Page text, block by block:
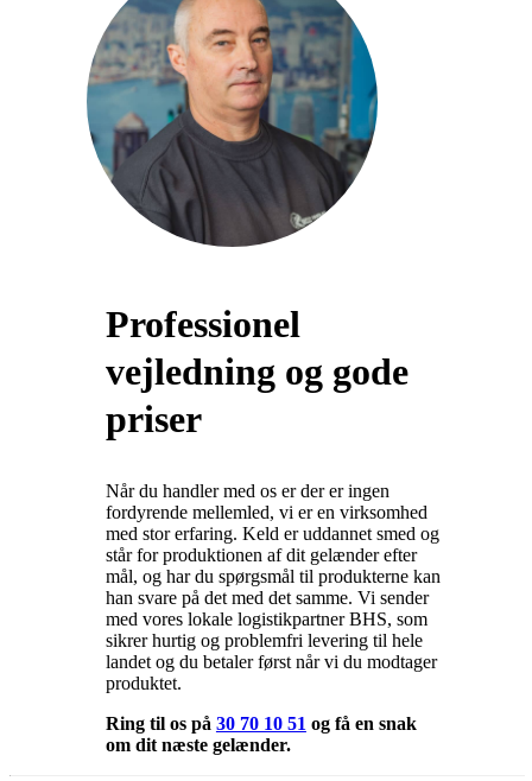
Professionel
vejledning og gode
priser
Når du handler med os er der er ingen
fordyrende mellemled, vi er en virksomhed
med stor erfaring. Keld er uddannet smed og
står for produktionen af dit gelænder efter
mål, og har du spørgsmål til produkterne kan
han svare på det med det samme. Vi sender
med vores lokale logistikpartner BHS, som
sikrer hurtig og problemfri levering til hele
landet og du betaler først når vi du modtager
produktet.
Ring til os på 30 70 10 51 og få en snak
om dit næste gelænder.